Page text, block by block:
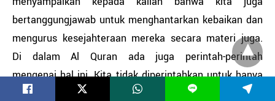
bertanggungjawab untuk menghantarkan kebaikan dan
mengurus kesejahteraan mereka secara materi juga.
Di dalam Al Quran ada juga perintah-perintah
mengenai hal ini. Kita tidak diperintahkan untuk hanya
mengurus kebaikan bagi kaum kita sendiri. Kita
L